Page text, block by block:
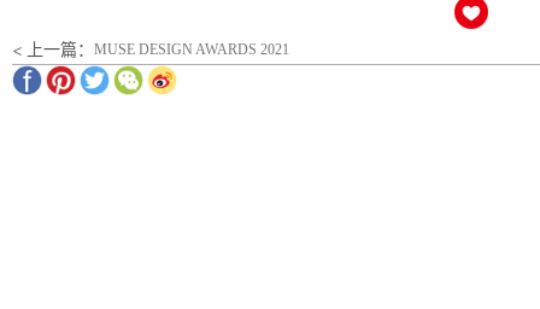
< 上一篇： MUSE DESIGN AWARDS 2021